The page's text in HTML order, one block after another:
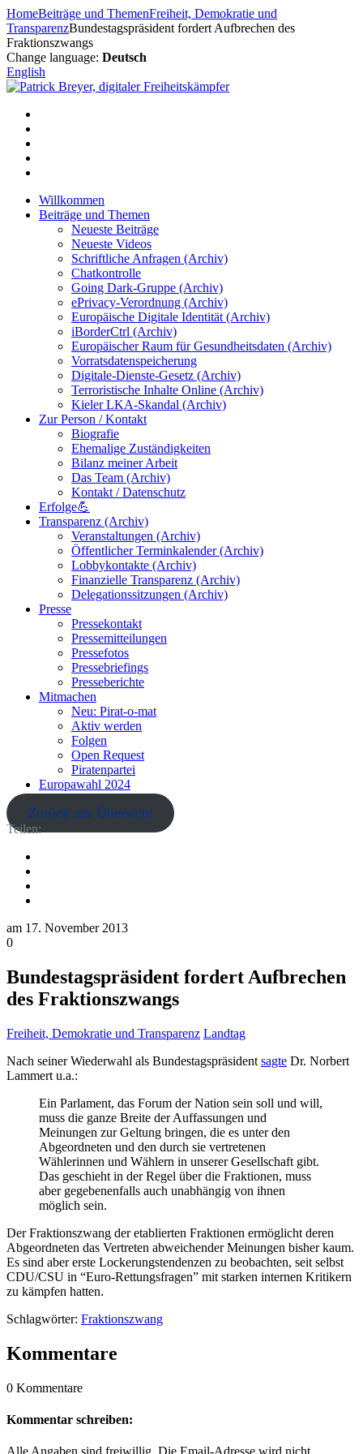
Zum
Inhalt
springen
HomeBeiträge und ThemenFreiheit, Demokratie und
TransparenzBundestagspräsident fordert Aufbrechen des
Fraktionszwangs
Change language: Deutsch
English
Willkommen
Beiträge und Themen
Neueste Beiträge
Neueste Videos
Schriftliche Anfragen (Archiv)
Chatkontrolle
Going Dark-Gruppe (Archiv)
ePrivacy-Verordnung (Archiv)
Europäische Digitale Identität (Archiv)
iBorderCtrl (Archiv)
Europäischer Raum für Gesundheitsdaten (Archiv)
Vorratsdatenspeicherung
Digitale-Dienste-Gesetz (Archiv)
Terroristische Inhalte Online (Archiv)
Kieler LKA-Skandal (Archiv)
Zur Person / Kontakt
Biografie
Ehemalige Zuständigkeiten
Bilanz meiner Arbeit
Das Team (Archiv)
Kontakt / Datenschutz
Erfolge💪
Transparenz (Archiv)
Veranstaltungen (Archiv)
Öffentlicher Terminkalender (Archiv)
Lobbykontakte (Archiv)
Finanzielle Transparenz (Archiv)
Delegationssitzungen (Archiv)
Presse
Pressekontakt
Pressemitteilungen
Pressefotos
Pressebriefings
Presseberichte
Mitmachen
Neu: Pirat-o-mat
Aktiv werden
Folgen
Open Request
Piratenpartei
Europawahl 2024
Zurück zur Übersicht
Teilen:
am 17. November 2013
0
Bundestagspräsident fordert Aufbrechen
des Fraktionszwangs
Freiheit, Demokratie und Transparenz Landtag
Nach seiner Wiederwahl als Bundestagspräsident sagte Dr. Norbert
Lammert u.a.:
Ein Parlament, das Forum der Nation sein soll und will,
muss die ganze Breite der Auffassungen und
Meinungen zur Geltung bringen, die es unter den
Abgeordneten und den durch sie vertretenen
Wählerinnen und Wählern in unserer Gesellschaft gibt.
Das geschieht in der Regel über die Fraktionen, muss
aber gegebenenfalls auch unabhängig von ihnen
möglich sein.
Der Fraktionszwang der etablierten Fraktionen ermöglicht deren
Abgeordneten das Vertreten abweichender Meinungen bisher kaum.
Es sind aber erste Lockerungstendenzen zu beobachten, seit selbst
CDU/CSU in “Euro-Rettungsfragen” mit starken internen Kritikern
zu kämpfen hatten.
Schlagwörter: Fraktionszwang
Kommentare
0 Kommentare
Kommentar schreiben: